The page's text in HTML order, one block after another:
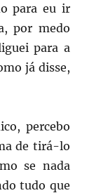
para eu ir
por medo
para a
já disse,
percebo
de tirá-lo
se nada
tudo que